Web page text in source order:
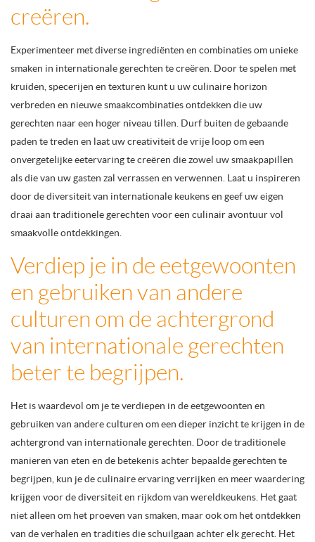
creëren.
Experimenteer met diverse ingrediënten en combinaties om unieke
smaken in internationale gerechten te creëren. Door te spelen met
kruiden, specerijen en texturen kunt u uw culinaire horizon
verbreden en nieuwe smaakcombinaties ontdekken die uw
gerechten naar een hoger niveau tillen. Durf buiten de gebaande
paden te treden en laat uw creativiteit de vrije loop om een
onvergetelijke eetervaring te creëren die zowel uw smaakpapillen
als die van uw gasten zal verrassen en verwennen. Laat u inspireren
door de diversiteit van internationale keukens en geef uw eigen
draai aan traditionele gerechten voor een culinair avontuur vol
smaakvolle ontdekkingen.
Verdiep je in de eetgewoonten
en gebruiken van andere
culturen om de achtergrond
van internationale gerechten
beter te begrijpen.
Het is waardevol om je te verdiepen in de eetgewoonten en
gebruiken van andere culturen om een dieper inzicht te krijgen in de
achtergrond van internationale gerechten. Door de traditionele
manieren van eten en de betekenis achter bepaalde gerechten te
begrijpen, kun je de culinaire ervaring verrijken en meer waardering
krijgen voor de diversiteit en rijkdom van wereldkeukens. Het gaat
niet alleen om het proeven van smaken, maar ook om het ontdekken
van de verhalen en tradities die schuilgaan achter elk gerecht. Het